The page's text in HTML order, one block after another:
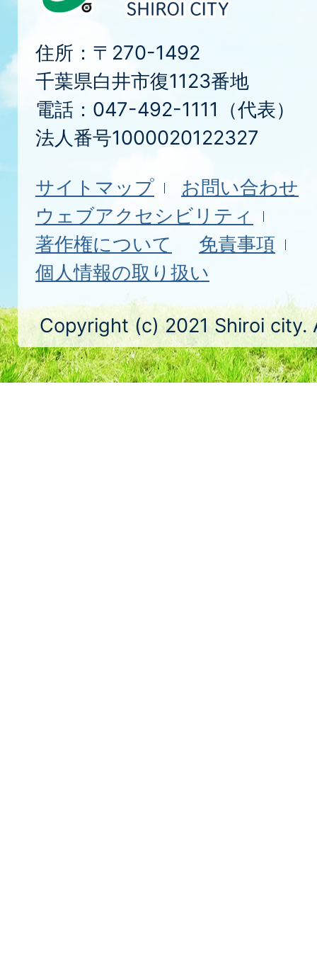
住所：〒270-1492
千葉県白井市復1123番地
電話：047-492-1111（代表）
法人番号1000020122327
サイトマップ
お問い合わせ
ウェブアクセシビリティ
著作権について
免責事項
個人情報の取り扱い
Copyright (c) 2021 Shiroi city.